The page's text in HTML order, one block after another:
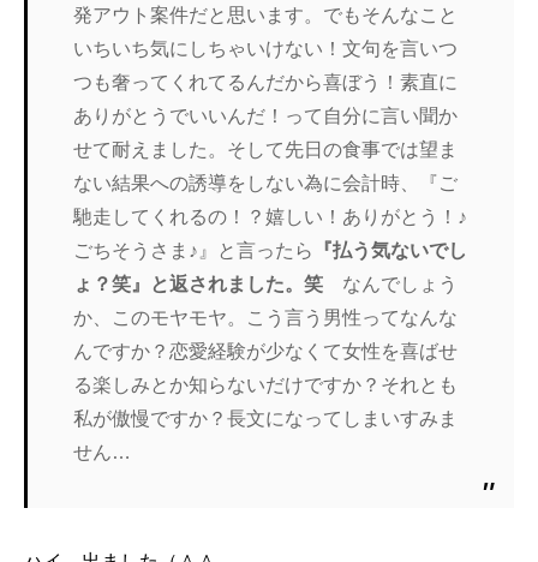
発アウト案件だと思います。でもそんなこと
いちいち気にしちゃいけない！文句を言いつ
つも奢ってくれてるんだから喜ぼう！素直に
ありがとうでいいんだ！って自分に言い聞か
せて耐えました。そして先日の食事では望ま
ない結果への誘導をしない為に会計時、『ご
馳走してくれるの！？嬉しい！ありがとう！♪
ごちそうさま♪』と言ったら
『払う気ないでし
ょ？笑』と返されました。笑 なんでしょう
か、このモヤモヤ。こう言う男性ってなんな
んですか？恋愛経験が少なくて女性を喜ばせ
る楽しみとか知らないだけですか？それとも
私が傲慢ですか？長文になってしまいすみま
せん…